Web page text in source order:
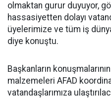
olmaktan gurur duyuyor,
hassasiyetten dolayı
üyelerimize ve tüm iş
diye konuştu.
Başkanların
malzemeleri AFAD
vatandaşlarımıza